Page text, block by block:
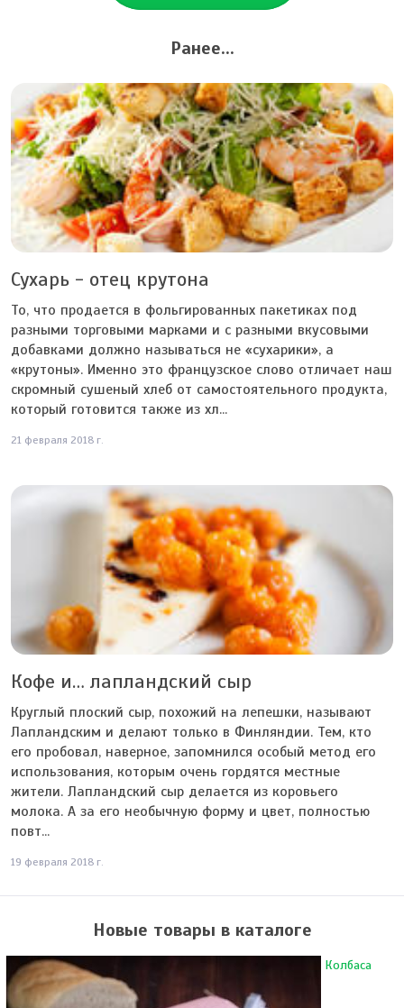
Ранее...
Сухарь - отец крутона
То, что продается в фольгированных пакетиках под
разными торговыми марками и с разными вкусовыми
добавками должно называться не «сухарики», а
«крутоны». Именно это французское слово отличает наш
скромный сушеный хлеб от самостоятельного продукта,
который готовится также из хл...
21 февраля 2018 г.
Кофе и… лапландский сыр
Круглый плоский сыр, похожий на лепешки, называют
Лапландским и делают только в Финляндии. Тем, кто
его пробовал, наверное, запомнился особый метод его
использования, которым очень гордятся местные
жители. Лапландский сыр делается из коровьего
молока. А за его необычную форму и цвет, полностью
повт...
19 февраля 2018 г.
Новые товары в каталоге
Колбаса